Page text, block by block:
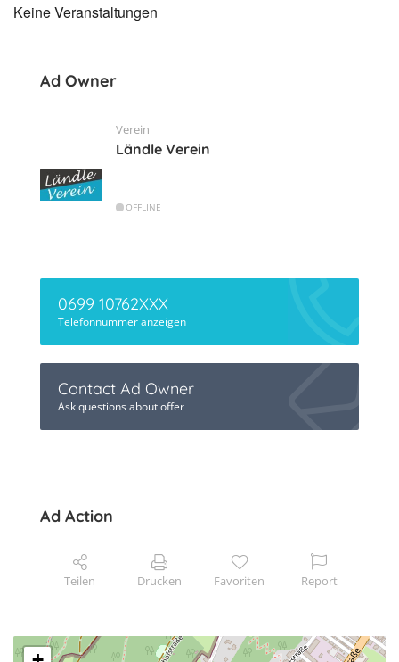
Keine Veranstaltungen
Ad Owner
Verein
Ländle Verein
OFFLINE
0699 10762XXX
Telefonnummer anzeigen
Contact Ad Owner
Ask questions about offer
Ad Action
Teilen Drucken Favoriten Report